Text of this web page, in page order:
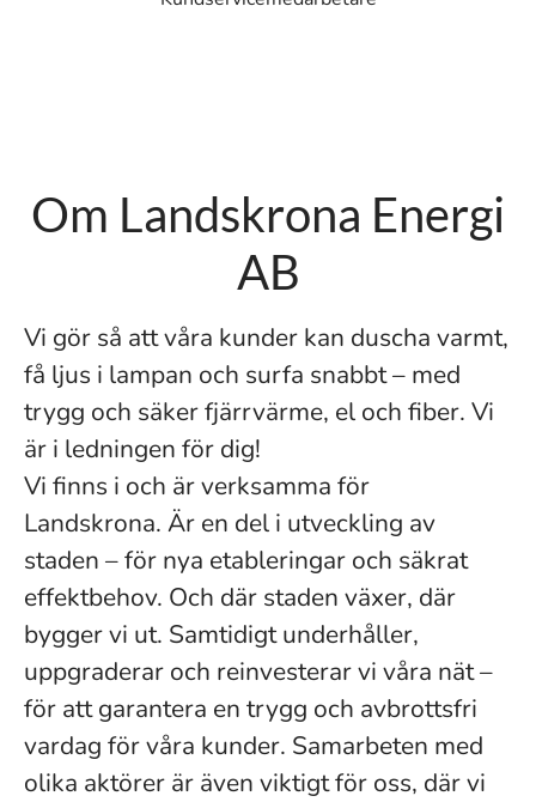
Om Landskrona Energi
AB
Vi gör så att våra kunder kan duscha varmt,
få ljus i lampan och surfa snabbt – med
trygg och säker fjärrvärme, el och fiber. Vi
är i ledningen för dig!
Vi finns i och är verksamma för
Landskrona. Är en del i utveckling av
staden – för nya etableringar och säkrat
effektbehov. Och där staden växer, där
bygger vi ut. Samtidigt underhåller,
uppgraderar och reinvesterar vi våra nät –
för att garantera en trygg och avbrottsfri
vardag för våra kunder. Samarbeten med
olika aktörer är även viktigt för oss, där vi